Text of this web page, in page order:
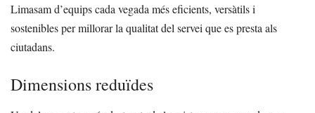
Limasam d’equips cada vegada més eficients, versàtils i
sostenibles per millorar la qualitat del servei que es presta als
ciutadans.
Dimensions reduïdes